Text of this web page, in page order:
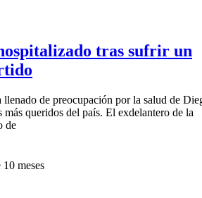
tras sufrir un
de preocupación por la salud de
queridos del país. El exdelantero de la
de
10 meses